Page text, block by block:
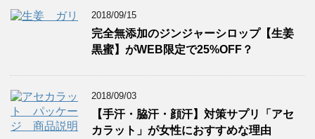
2018/09/15
完全無添加のジンジャーシロップ【生姜
黒蜜】がWEB限定で25%OFF？
2018/09/03
【手汗・脇汗・顔汗】対策サプリ「アセ
カラット」が女性におすすめな理由